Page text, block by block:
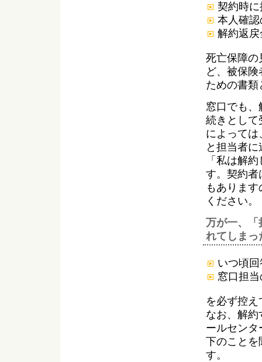
契約時
本人確
解約返
死亡保障の
ど、被保
ための書
窓口でも
続きとして
によって
と担当者
「私は解
す。契約者
もありま
ください。
万が一、「
れてしまっ
いつ頃
窓口担
を必ず控
なお、解
ールセン
下のことを
す。